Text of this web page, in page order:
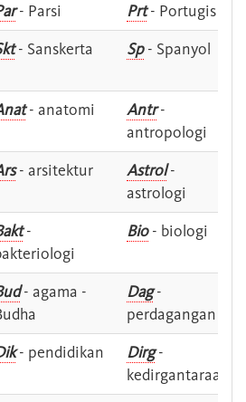
- Parsi Prt- Portugis
- Sanskerta Sp- Spanyol
- anatomi Antr-
antropologi
- arsitektur Astrol-
astrologi
-
Bio- biologi
- agama -
Dag-
perdagangan
- pendidikan Dirg-
kedirgantaraan